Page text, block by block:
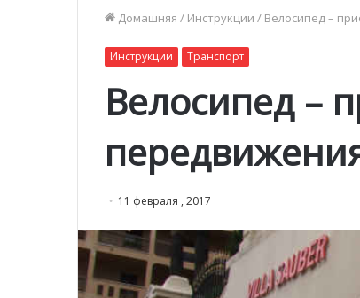
Домашняя / Инструкции / Велосипед –
Инструкции Транспорт
Велосипед –
11 февраля , 2017